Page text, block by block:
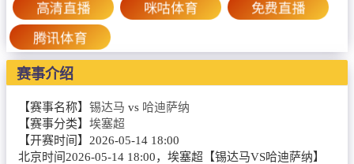
欧冠杯
中超
篮球直播
NBA
CBA
高清直播 咪咕体育 免费直播
腾讯体育
赛事介绍
【赛事名称】 锡达马 vs 哈迪萨纳
【赛事分类】 埃塞超
【开赛时间】 2026-05-14 18:00
北京时间2026-05-14 18:00，埃塞超【锡达马VS哈迪萨纳】